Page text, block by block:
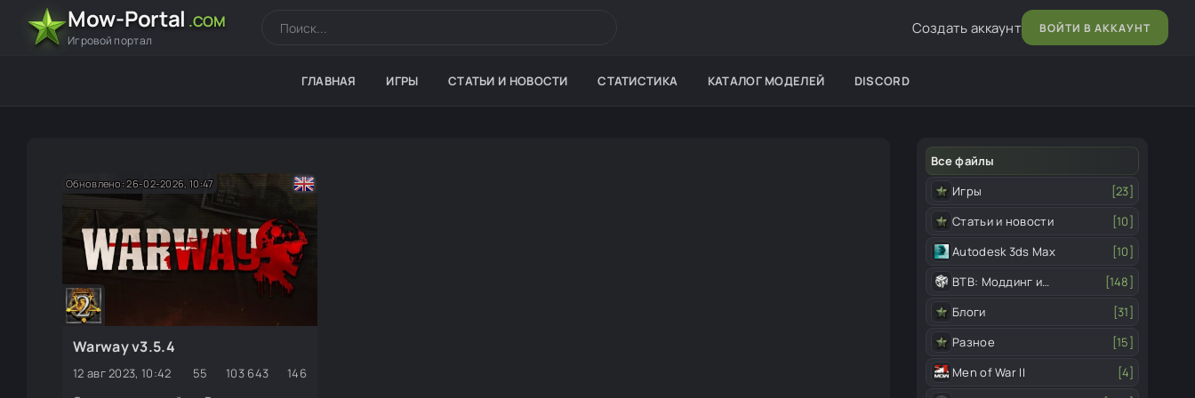
Mow-Portal .COM
Игровой портал
Создать аккаунт ВОЙТИ В АККАУНТ
ГЛАВНАЯ ИГРЫ СТАТЬИ И НОВОСТИ СТАТИСТИКА КАТАЛОГ МОДЕЛЕЙ DISCORD
Обновлено: 26-02-2026, 10:47
Warway v3.5.4
12 авг 2023, 10:42 55 103 643 146
Все файлы
Игры
[23]
Статьи и новости
[10]
Autodesk 3ds Max
[10]
ВТВ: Моддинг и
[148]
Блоги
[31]
Разное
[15]
Men of War II
[4]